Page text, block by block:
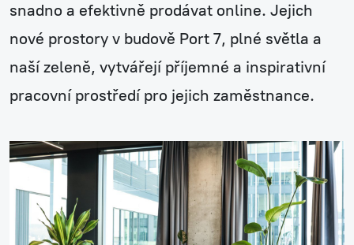
snadno a efektivně prodávat online. Jejich
nové prostory v budově Port 7, plné světla a
naší zeleně, vytvářejí příjemné a inspirativní
pracovní prostředí pro jejich zaměstnance.